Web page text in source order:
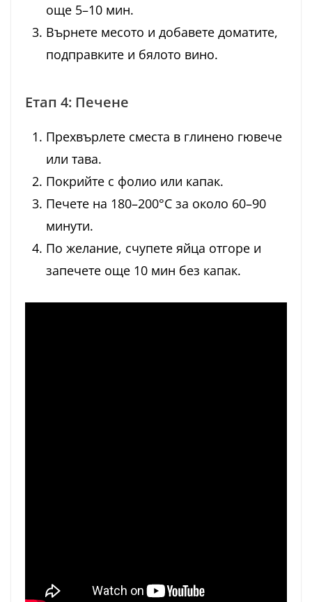
още 5–10 мин.
Върнете месото и добавете доматите,
подправките и бялото вино.
Етап 4: Печене
Прехвърлете сместа в глинено гювече
или тава.
Покрийте с фолио или капак.
Печете на 180–200°C за около 60–90
минути.
По желание, счупете яйца отгоре и
запечете още 10 мин без капак.